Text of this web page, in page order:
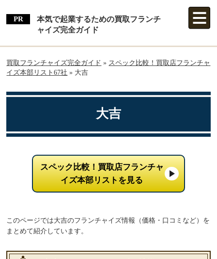
本気で起業するための買取フランチ
ャイズ完全ガイド
買取フランチャイズ完全ガイド » スペック比較！買取店フランチャ
イズ本部リスト67社 » 大吉
大吉
スペック比較！買取店フランチャ
イズ本部リストを見る
このページでは大吉のフランチャイズ情報（価格・口コミなど）を
まとめて紹介しています。